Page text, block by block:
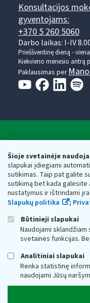
Šioje svetainėje
slapukai įdiegiami
sutikimas. Taip pat galite
sutikimą bet kada
nustatymus ir ištrindami
Slapukų politika
;
Būtinieji slapukai
Naudojami
svetainės funkcijas.
Analitiniai slapukai
Renka statistinę
naudojami Jūsų
Konsultacijos
gyventojams:
+370 5 260 5060
Darbo laikas: I-IV
Prieššventinę dieną -
Kiekvieno mėnesio antrą
Paklausimas per
Respublikos
Biudžetinė įstaiga.
adresas: Vasario 16-osios
vmi@vmi.lt, E. pristatymo
Duomenys apie
Respublikos finansų